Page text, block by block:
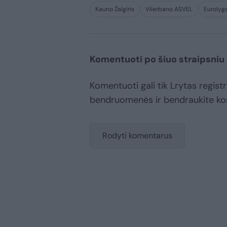
Kauno Žalgiris Vilerbano ASVEL
Komentuoti po šiuo straipsniu
Komentuoti gali tik Lrytas
bendruomenės ir bendraukite
Rodyti komentarus